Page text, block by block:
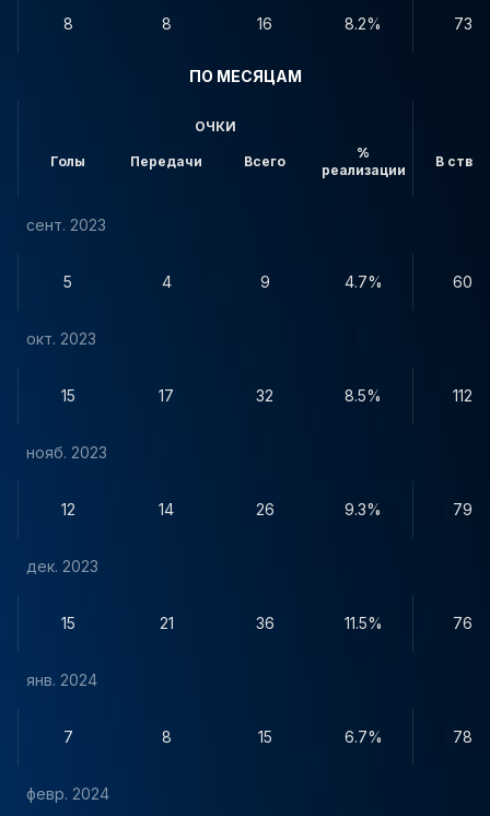
8 8 16 8.2% 73
ПО МЕСЯЦАМ
ОЧКИ
Голы Передачи Всего
%
реализации
В створ
сент. 2023
5 4 9 4.7% 60
окт. 2023
15 17 32 8.5% 112
нояб. 2023
12 14 26 9.3% 79
дек. 2023
15 21 36 11.5% 76
янв. 2024
7 8 15 6.7% 78
февр. 2024